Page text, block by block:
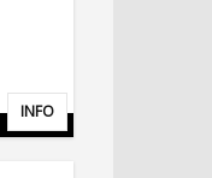
Lägg till i favoriter
INFO